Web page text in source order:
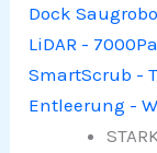
Dock
LiDAR -
SmartScrub -
Entleerung -